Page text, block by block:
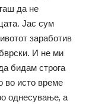
да не
Јас сум
заработив
И не ми
бидам строга
во исто време
однесување, а